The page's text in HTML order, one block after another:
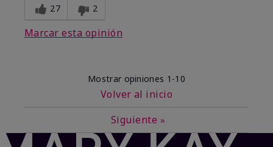
27 2
Marcar esta opinión
Mostrar opiniones 1-10
Volver al inicio
Siguiente »